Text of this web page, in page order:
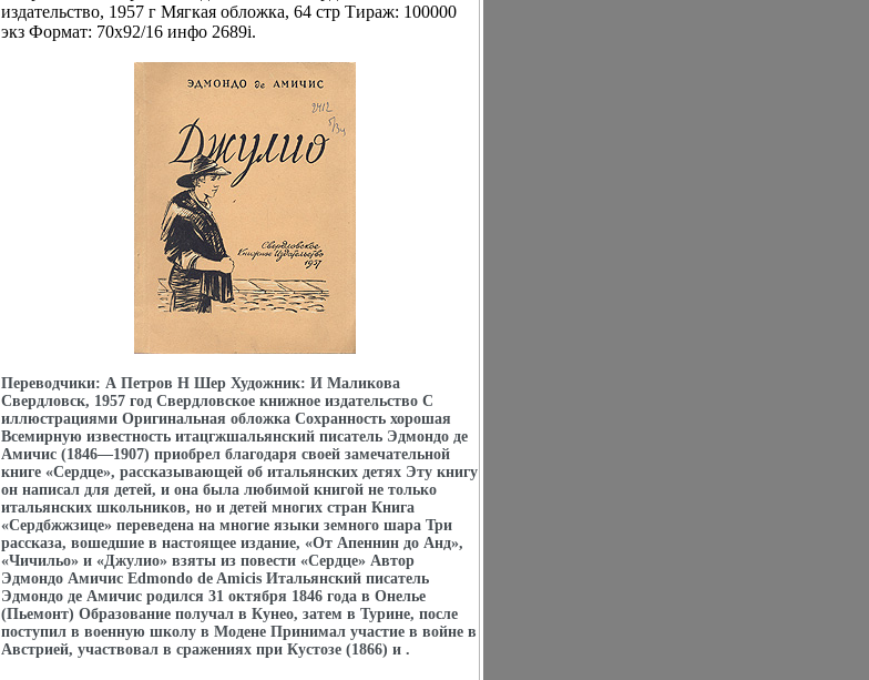
издательство, 1957 г Мягкая обложка, 64 стр Тираж: 100000
экз Формат: 70x92/16 инфо 2689i.
Переводчики: А Петров Н Шер Художник: И Маликова
Свердловск, 1957 год Свердловское книжное издательство С
иллюстрациями Оригинальная обложка Сохранность хорошая
Всемирную известность итацгжшальянский писатель Эдмондо де
Амичис (1846—1907) приобрел благодаря своей замечательной
книге «Сердце», рассказывающей об итальянских детях Эту книгу
он написал для детей, и она была любимой книгой не только
итальянских школьников, но и детей многих стран Книга
«Сердбжжзице» переведена на многие языки земного шара Три
рассказа, вошедшие в настоящее издание, «От Апеннин до Анд»,
«Чичильо» и «Джулио» взяты из повести «Сердце» Автор
Эдмондо Амичис Edmondo de Amicis Итальянский писатель
Эдмондо де Амичис родился 31 октября 1846 года в Онелье
(Пьемонт) Образование получал в Кунео, затем в Турине, после
поступил в военную школу в Модене Принимал участие в войне в
Австрией, участвовал в сражениях при Кустозе (1866) и .